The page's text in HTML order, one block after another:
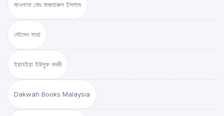
মাওলানা মোঃ মাজহারুল ইসলাম
সৌমেন সাহা
ইয়াহইয়া ইউসুফ নদভী
Dakwah Books Malaysia